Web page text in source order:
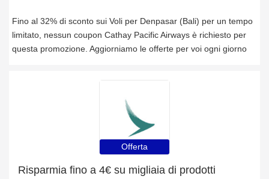
Fino al 32% di sconto sui Voli per Denpasar (Bali) per un tempo
limitato, nessun coupon Cathay Pacific Airways è richiesto per
questa promozione. Aggiorniamo le offerte per voi ogni giorno
Offerta
Risparmia fino a 4€ su migliaia di prodotti